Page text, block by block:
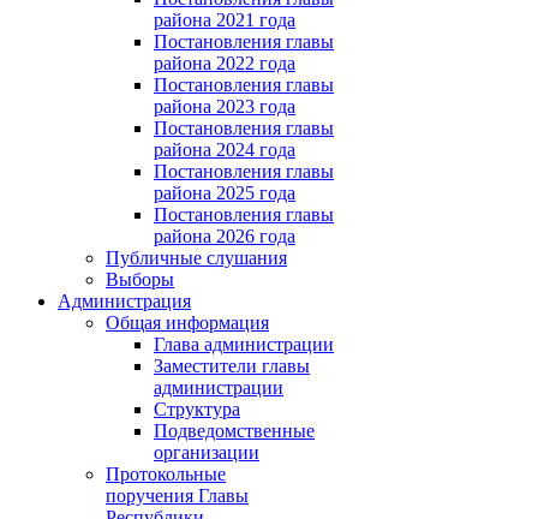
района 2021 года
Постановления главы
района 2022 года
Постановления главы
района 2023 года
Постановления главы
района 2024 года
Постановления главы
района 2025 года
Постановления главы
района 2026 года
Публичные слушания
Выборы
Администрация
Общая информация
Глава администрации
Заместители главы
администрации
Структура
Подведомственные
организации
Протокольные
поручения Главы